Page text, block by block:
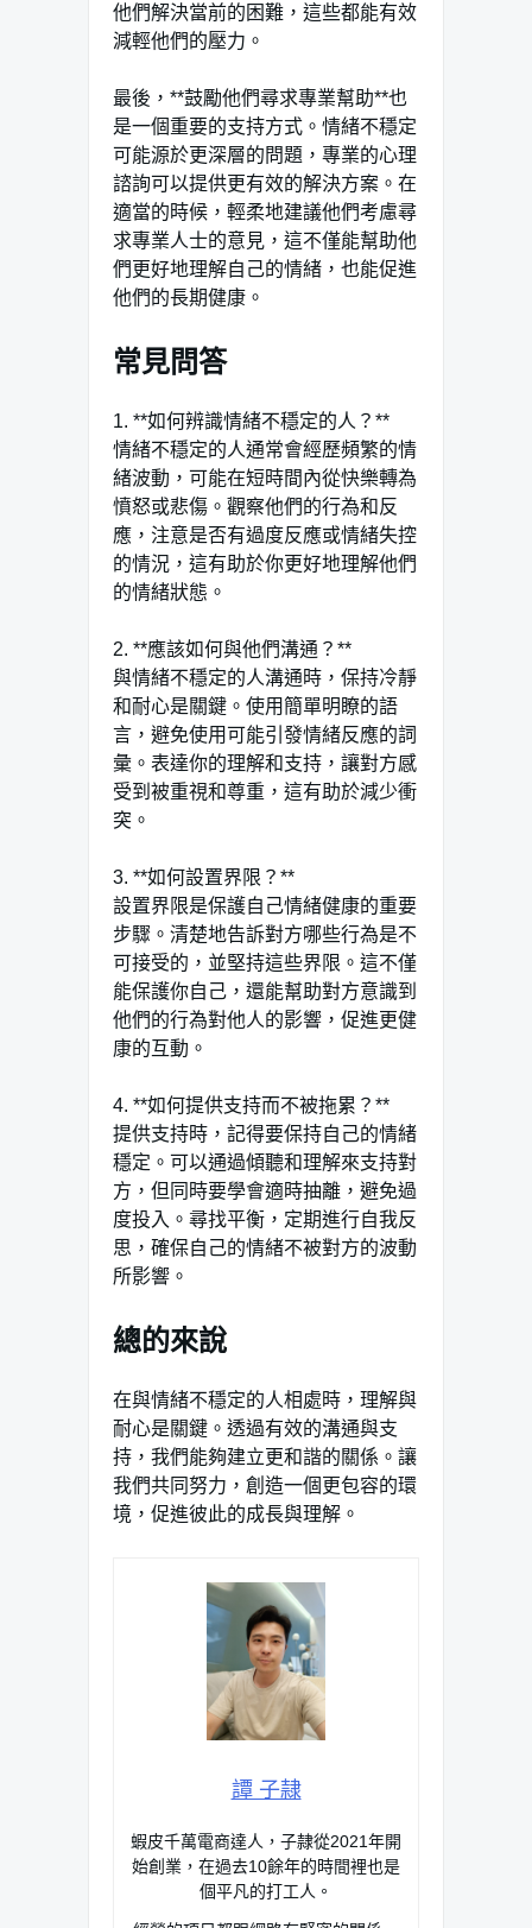
他們解決當前的困難，這些都能有效
減輕他們的壓力。
最後，**鼓勵他們尋求專業幫助**也
是一個重要的支持方式。情緒不穩定
可能源於更深層的問題，專業的心理
諮詢可以提供更有效的解決方案。在
適當的時候，輕柔地建議他們考慮尋
求專業人士的意見，這不僅能幫助他
們更好地理解自己的情緒，也能促進
他們的長期健康。
常見問答
1. **如何辨識情緒不穩定的人？**
情緒不穩定的人通常會經歷頻繁的情
緒波動，可能在短時間內從快樂轉為
憤怒或悲傷。觀察他們的行為和反
應，注意是否有過度反應或情緒失控
的情況，這有助於你更好地理解他們
的情緒狀態。
2. **應該如何與他們溝通？**
與情緒不穩定的人溝通時，保持冷靜
和耐心是關鍵。使用簡單明瞭的語
言，避免使用可能引發情緒反應的詞
彙。表達你的理解和支持，讓對方感
受到被重視和尊重，這有助於減少衝
突。
3. **如何設置界限？**
設置界限是保護自己情緒健康的重要
步驟。清楚地告訴對方哪些行為是不
可接受的，並堅持這些界限。這不僅
能保護你自己，還能幫助對方意識到
他們的行為對他人的影響，促進更健
康的互動。
4. **如何提供支持而不被拖累？**
提供支持時，記得要保持自己的情緒
穩定。可以通過傾聽和理解來支持對
方，但同時要學會適時抽離，避免過
度投入。尋找平衡，定期進行自我反
思，確保自己的情緒不被對方的波動
所影響。
總的來說
在與情緒不穩定的人相處時，理解與
耐心是關鍵。透過有效的溝通與支
持，我們能夠建立更和諧的關係。讓
我們共同努力，創造一個更包容的環
境，促進彼此的成長與理解。
譚 子隷
蝦皮千萬電商達人，子隷從2021年開
始創業，在過去10餘年的時間裡也是
個平凡的打工人。